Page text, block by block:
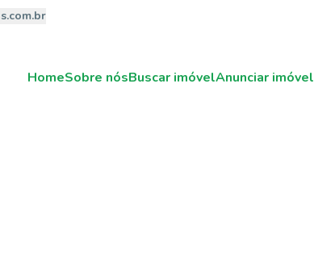
HomeSobre nósBuscar imóvelAnunciar imóvel